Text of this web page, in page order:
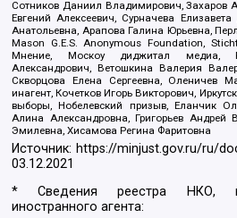
Сотников Даниил Владимирович, Захаров
Евгений Алексеевич, Сурначева
Анатольевна, Арапова Галина Юрьевна,
Mason G.E.S. Anonymous Foundation,
Мнение, Москоу диджитал медиа,
Александрович, Ветошкина Валерия
Скворцова Елена Сергеевна, Оленичев
инагент, Кочетков Игорь Викторович,
выборы, Нобелевский призыв, Еланчик
Алина Александровна, Григорьев Андрей
Эмилевна, Хисамова Регина Фаритовна
Источник: https://minjust.gov.ru/ru/
03.12.2021
* Сведения реестра НКО,
иностранного агента: